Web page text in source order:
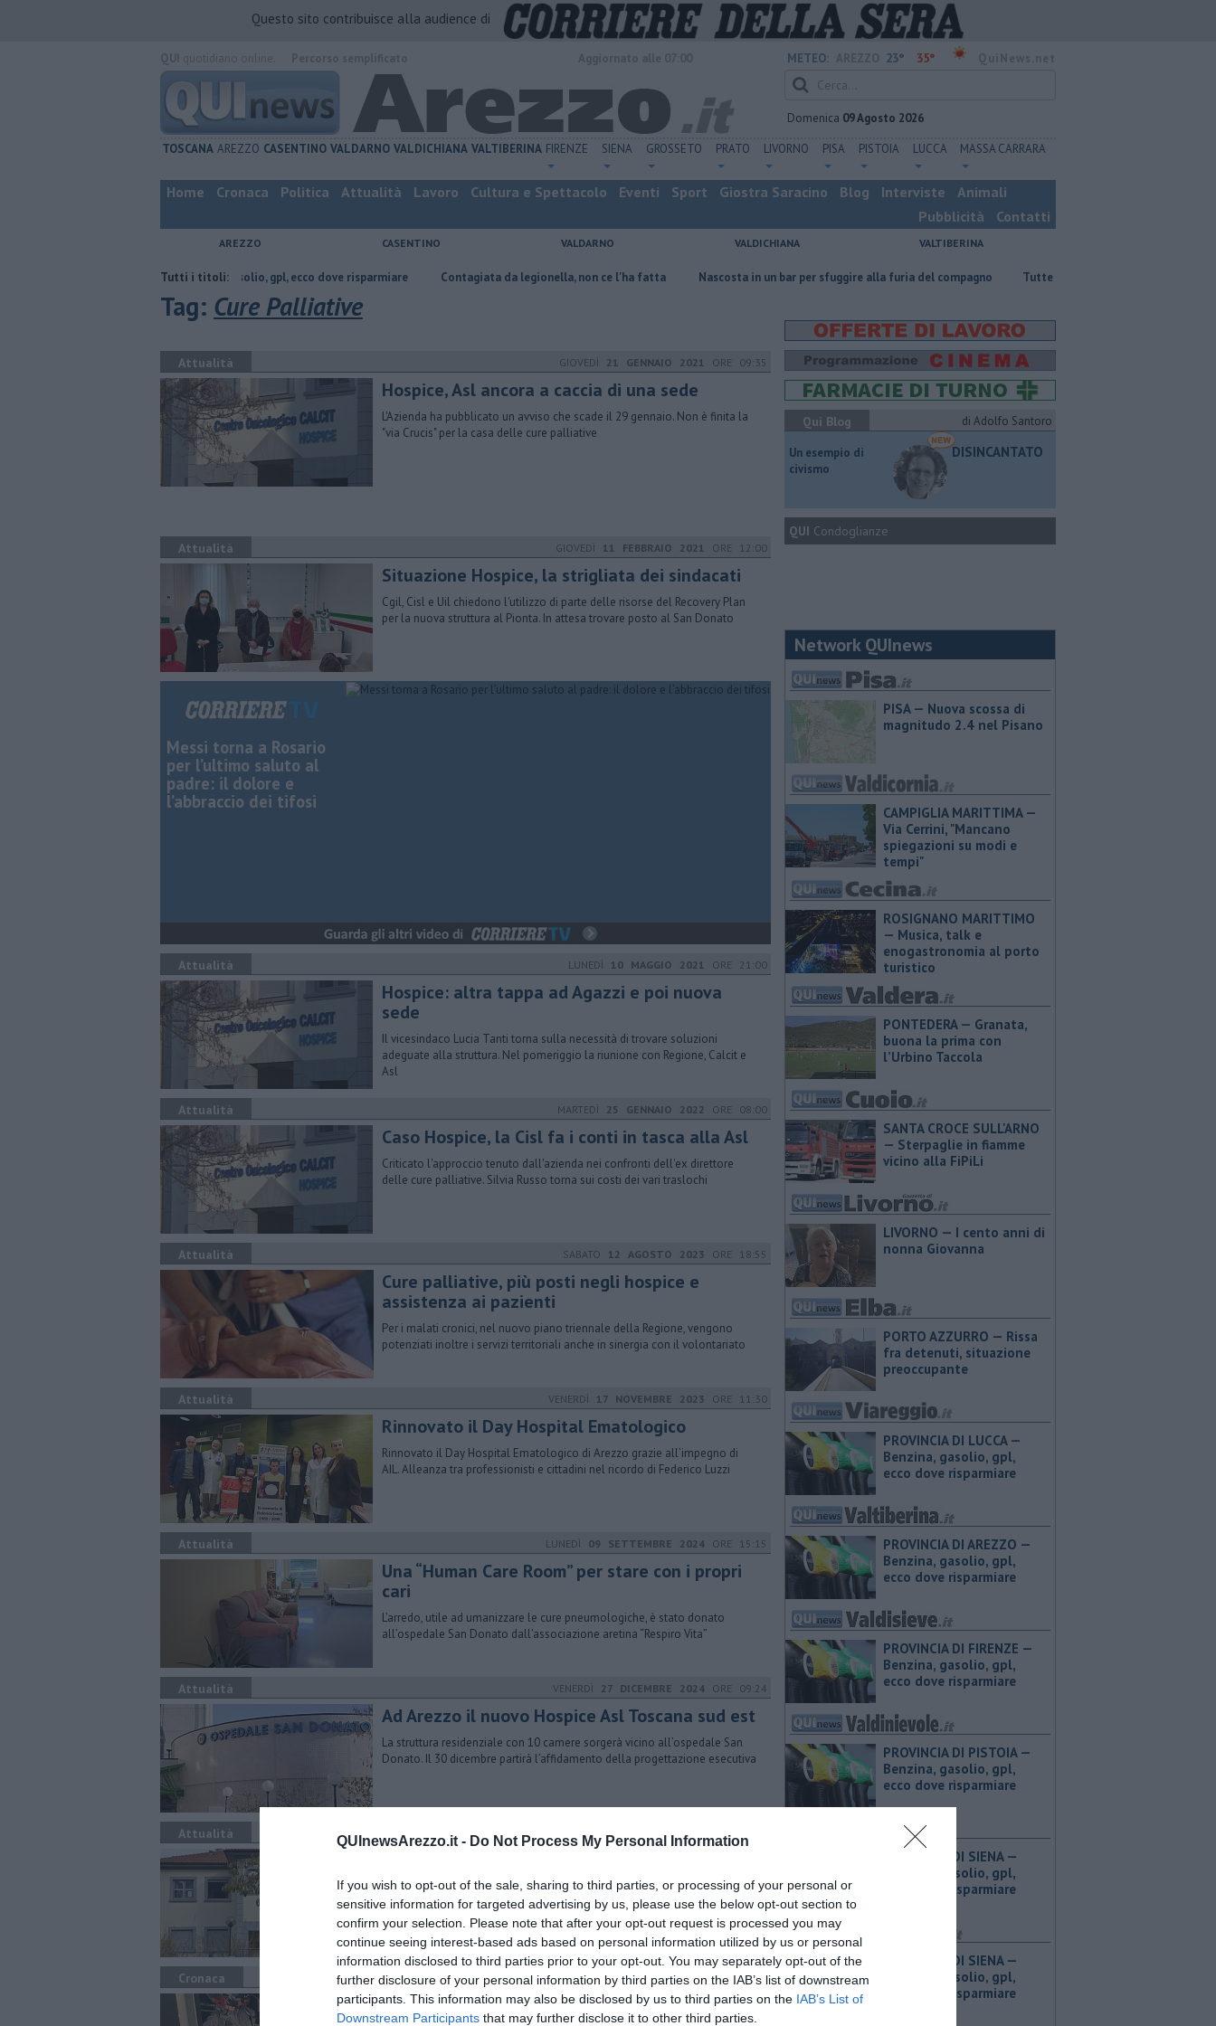
QUInewsArezzo.it - Do Not Process My Personal Information
If you wish to opt-out of the sale, sharing to third parties, or processing of your personal or
sensitive information for targeted advertising by us, please use the below opt-out section to
confirm your selection. Please note that after your opt-out request is processed you may
continue seeing interest-based ads based on personal information utilized by us or personal
information disclosed to third parties prior to your opt-out. You may separately opt-out of the
further disclosure of your personal information by third parties on the IAB’s list of downstream
participants. This information may also be disclosed by us to third parties on the IAB’s List of
Downstream Participants that may further disclose it to other third parties.
Questo sito contribuisce alla audience di
METEO: 23° 35°
Domenica 09 Agosto 2026
TOSCANA AREZZO CASENTINO VALDARNO VALDICHIANA VALTIBERINA FIRENZE SIENA GROSSETO PRATO LIVORNO PISA PISTOIA LUCCA MASSA CARRARA
Home Cronaca Politica Attualità Lavoro Cultura e Spettacolo Eventi Sport Giostra Saracino Blog Interviste
Animali
Pubblicità
Contatti
AREZZO CASENTINO VALDARNO VALDICHIANA VALTIBERINA
Tutti i titoli:
​Benzina, gasolio, gpl, ecco dove risparmiare Contagiata da legionella, non ce l'ha fatta Nascosta in un bar per sfuggire alla furia del compagno ​Tutte le offerte di lavoro in provincia di Arezzo
Tag: Cure Palliative
Attualità GIOVEDÌ 21 GENNAIO 2021 ORE 09:35
Hospice, Asl ancora a caccia di una sede
L'Azienda ha pubblicato un avviso che scade il 29 gennaio. Non è finita la
"via Crucis" per la casa delle cure palliative
Attualità GIOVEDÌ 11 FEBBRAIO 2021 ORE 12:00
Situazione Hospice, la strigliata dei sindacati
Cgil, Cisl e Uil chiedono l'utilizzo di parte delle risorse del Recovery Plan
per la nuova struttura al Pionta. In attesa trovare posto al San Donato
Messi torna a Rosario
per l’ultimo saluto al
padre: il dolore e
l’abbraccio dei tifosi
Attualità LUNEDÌ 10 MAGGIO 2021 ORE 21:00
Hospice: altra tappa ad Agazzi e poi nuova
sede
Il vicesindaco Lucia Tanti torna sulla necessità di trovare soluzioni
adeguate alla struttura. Nel pomeriggio la riunione con Regione, Calcit e
Asl
Attualità MARTEDÌ 25 GENNAIO 2022 ORE 08:00
Caso Hospice, la Cisl fa i conti in tasca alla Asl
Criticato l'approccio tenuto dall'azienda nei confronti dell'ex direttore
delle cure palliative. Silvia Russo torna sui costi dei vari traslochi
Attualità SABATO 12 AGOSTO 2023 ORE 18:55
Cure palliative, più posti negli hospice e
assistenza ai pazienti
Per i malati cronici, nel nuovo piano triennale della Regione, vengono
potenziati inoltre i servizi territoriali anche in sinergia con il volontariato
Attualità VENERDÌ 17 NOVEMBRE 2023 ORE 11:30
Rinnovato il Day Hospital Ematologico
Rinnovato il Day Hospital Ematologico di Arezzo grazie all’impegno di
AIL. Alleanza tra professionisti e cittadini nel ricordo di Federico Luzzi
Attualità LUNEDÌ 09 SETTEMBRE 2024 ORE 15:15
Una “Human Care Room” per stare con i propri
cari
L’arredo, utile ad umanizzare le cure pneumologiche, è stato donato
all’ospedale San Donato dall’associazione aretina “Respiro Vita”
Attualità VENERDÌ 27 DICEMBRE 2024 ORE 09:24
​Ad Arezzo il nuovo Hospice Asl Toscana sud est
La struttura residenziale con 10 camere sorgerà vicino all’ospedale San
Donato. Il 30 dicembre partirà l’affidamento della progettazione esecutiva
Attualità GIOVEDÌ 24 NOVEMBRE 2016 ORE 16:35
Sono partiti nei giorni scorsi i lavori alla palazzina ex centro oncologico
adiacente all'ospedale San Donato. Ecco come sarà utilizzata
Cronaca GIOVEDÌ16 APRILE 2020ORE 22:35
A fuoco la palazzina Calcit al San Donato
Qui Blog di Adolfo Santoro
​Un esempio di
civismo
DISINCANTATO
QUI Condoglianze
Network QUInews
PISA — Nuova scossa di
magnitudo 2.4 nel Pisano
CAMPIGLIA MARITTIMA —
Via Cerrini, "Mancano
spiegazioni su modi e
tempi"
ROSIGNANO MARITTIMO
— Musica, talk e
enogastronomia al porto
turistico
PONTEDERA — ​Granata,
buona la prima con
l’Urbino Taccola
SANTA CROCE SULL'ARNO
— Sterpaglie in fiamme
vicino alla FiPiLi
LIVORNO — I cento anni di
nonna Giovanna
PORTO AZZURRO — Rissa
fra detenuti, situazione
preoccupante
PROVINCIA DI LUCCA — ​
Benzina, gasolio, gpl,
ecco dove risparmiare
PROVINCIA DI AREZZO — ​
Benzina, gasolio, gpl,
ecco dove risparmiare
PROVINCIA DI FIRENZE — ​
Benzina, gasolio, gpl,
ecco dove risparmiare
PROVINCIA DI PISTOIA — ​
Benzina, gasolio, gpl,
ecco dove risparmiare
PROVINCIA DI SIENA — ​
Benzina, gasolio, gpl,
ecco dove risparmiare
PROVINCIA DI SIENA — ​
Benzina, gasolio, gpl,
ecco dove risparmiare